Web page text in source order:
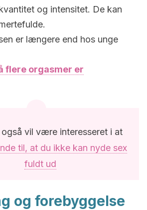
og intensitet. De kan
er længere end hos unge
flere orgasmer er
vil være interesseret i at
til, at du ikke kan nyde sex
fuldt ud
og forebyggelse